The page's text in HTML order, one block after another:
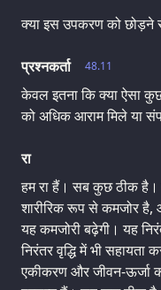
क्या इस उपकरण को छोड़ने
48.11
प्रश्नकर्ता
केवल इतना कि क्या ऐसा
को अधिक आराम मिले या
रा
हम रा हैं। सब कुछ ठीक
शारीरिक रूप से कमजोर
यह कमजोरी बढ़ेगी। यह
निरंतर वृद्धि में भी
एकीकरण और जीवन-ऊर्जा